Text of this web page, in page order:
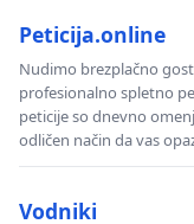
Peticija.online
Nudimo brezplačno
profesionalno spletno
peticije so dnevno
odličen način da vas
Vodniki